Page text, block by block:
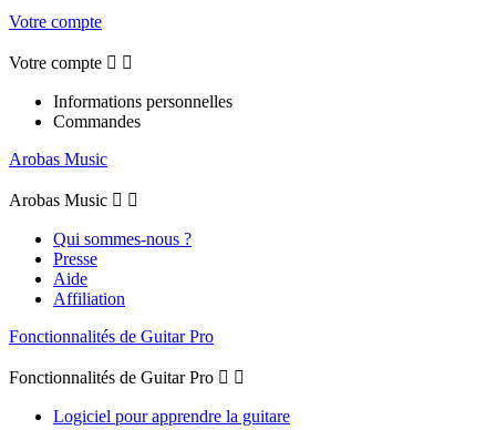
Votre compte
Votre compte  
Informations personnelles
Commandes
Arobas Music
Arobas Music  
Qui sommes-nous ?
Presse
Aide
Affiliation
Fonctionnalités de Guitar Pro
Fonctionnalités de Guitar Pro  
Logiciel pour apprendre la guitare